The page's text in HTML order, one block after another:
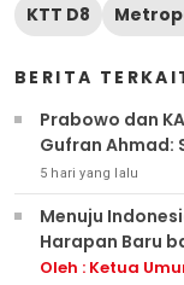
KTT D8
BERITA
Prabowo dan
Gufran Ahmad:
5 hari yang lalu
Menuju
Harapan Baru
Oleh : Ketua